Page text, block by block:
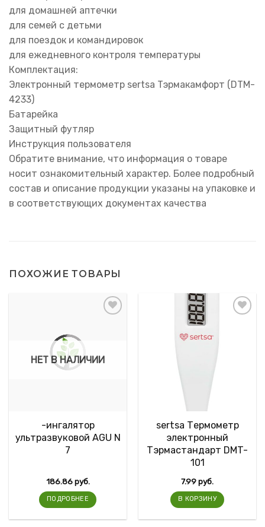
для домашней аптечки
для семей с детьми
для поездок и командировок
для ежедневного контроля температуры
Комплектация:
Электронный термометр sertsa Тэрмакамфорт (DTM-
4233)
Батарейка
Защитный футляр
Инструкция пользователя
Обратите внимание, что информация о товаре
носит ознакомительный характер. Более подробный
состав и описание продукции указаны на упаковке и
в соответствующих документах качества
ПОХОЖИЕ ТОВАРЫ
НЕТ В НАЛИЧИИ
-ингалятор
ультразвуковой AGU N
7
186.86руб.
ПОДРОБНЕЕ
sertsa Термометр
электронный
Тэрмастандарт DMT-
101
7.99руб.
В КОРЗИНУ